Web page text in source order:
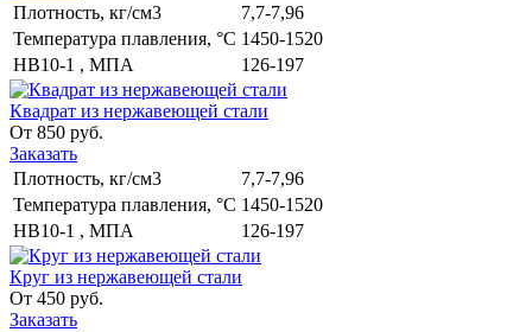
Плотность, кг/см3
7,7-7,96
Температура плавления, °С 1450-1520
НВ10-1 , МПА
126-197
Квадрат из нержавеющей стали
От 850 руб.
Заказать
Плотность, кг/см3
7,7-7,96
Температура плавления, °С 1450-1520
НВ10-1 , МПА
126-197
Круг из нержавеющей стали
От 450 руб.
Заказать